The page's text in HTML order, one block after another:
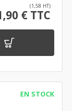
(1,58 HT)
€ TTC
EN STOCK